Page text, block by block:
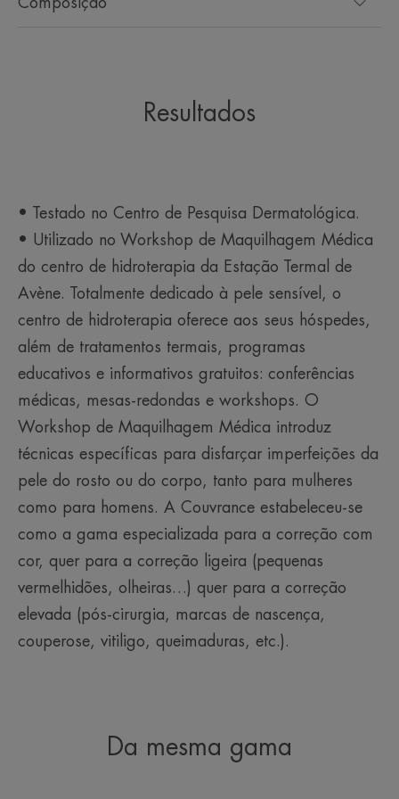
Resultados
• Testado no Centro de Pesquisa Dermatológica.
• Utilizado no Workshop de Maquilhagem Médica
do centro de hidroterapia da Estação Termal de
Avène. Totalmente dedicado à pele sensível, o
centro de hidroterapia oferece aos seus hóspedes,
além de tratamentos termais, programas
educativos e informativos gratuitos: conferências
médicas, mesas-redondas e workshops. O
Workshop de Maquilhagem Médica introduz
técnicas específicas para disfarçar imperfeições da
pele do rosto ou do corpo, tanto para mulheres
como para homens. A Couvrance estabeleceu-se
como a gama especializada para a correção com
cor, quer para a correção ligeira (pequenas
vermelhidões, olheiras…) quer para a correção
elevada (pós-cirurgia, marcas de nascença,
couperose, vitiligo, queimaduras, etc.).
Da mesma gama